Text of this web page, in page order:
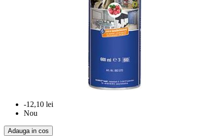
-12,10 lei
Nou
Adauga in cos